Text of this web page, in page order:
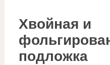
Хвойная и
подложка